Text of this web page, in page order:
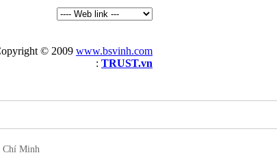
© 2009 www.bsvinh.com
: TRUST.vn
Chí Minh